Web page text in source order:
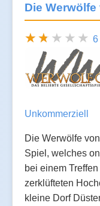
Die
6
Unkommerziell
Die Werwölfe
Spiel, welches
bei einem
zerklüfteten
kleine Dorf